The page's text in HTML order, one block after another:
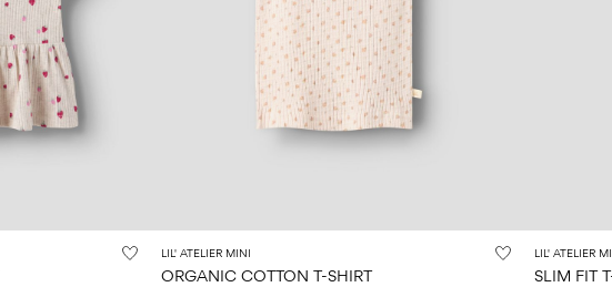
LIL' ATELIER MINI
ORGANIC COTTON T-SHIRT
LIL' ATELIER
SLIM FIT